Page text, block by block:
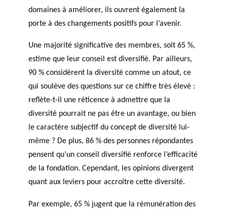
domaines à améliorer, ils ouvrent également la
porte à des changements positifs pour l’avenir.
Une majorité significative des membres, soit 65 %,
estime que leur conseil est diversifié. Par ailleurs,
90 % considèrent la diversité comme un atout, ce
qui soulève des questions sur ce chiffre très élevé :
reflète-t-il une réticence à admettre que la
diversité pourrait ne pas être un avantage, ou bien
le caractère subjectif du concept de diversité lui-
même ? De plus, 86 % des personnes répondantes
pensent qu’un conseil diversifié renforce l’efficacité
de la fondation. Cependant, les opinions divergent
quant aux leviers pour accroître cette diversité.
Par exemple, 65 % jugent que la rémunération des